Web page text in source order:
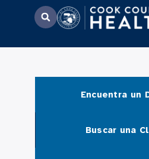
Encuentra un
Buscar una